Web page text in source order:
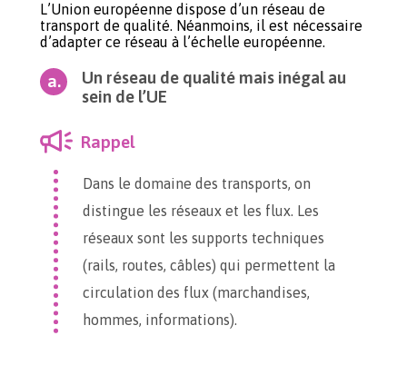
L’Union européenne dispose d’un réseau de
transport de qualité. Néanmoins, il est nécessaire
d’adapter ce réseau à l’échelle européenne.
Un réseau de qualité mais inégal au
sein de l’UE
Rappel
Dans le domaine des transports, on
distingue les réseaux et les flux. Les
réseaux sont les supports techniques
(rails, routes, câbles) qui permettent la
circulation des flux (marchandises,
hommes, informations).